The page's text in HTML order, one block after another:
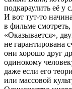
подкараулить её
И вот тут-то
в фильме смотреть,
«Оказывается»,
не гарантирована
они хорошо друг
одинокому
даже если его
или массовой